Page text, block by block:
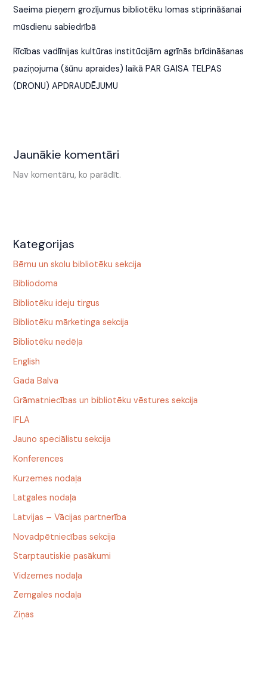
Saeima pieņem grozījumus bibliotēku lomas stiprināšanai
mūsdienu sabiedrībā
Rīcības vadlīnijas kultūras institūcijām agrīnās brīdināšanas
paziņojuma (šūnu apraides) laikā PAR GAISA TELPAS
(DRONU) APDRAUDĒJUMU
Jaunākie komentāri
Nav komentāru, ko parādīt.
Kategorijas
Bērnu un skolu bibliotēku sekcija
Bibliodoma
Bibliotēku ideju tirgus
Bibliotēku mārketinga sekcija
Bibliotēku nedēļa
English
Gada Balva
Grāmatniecības un bibliotēku vēstures sekcija
IFLA
Jauno speciālistu sekcija
Konferences
Kurzemes nodaļa
Latgales nodaļa
Latvijas – Vācijas partnerība
Novadpētniecības sekcija
Starptautiskie pasākumi
Vidzemes nodaļa
Zemgales nodaļa
Ziņas